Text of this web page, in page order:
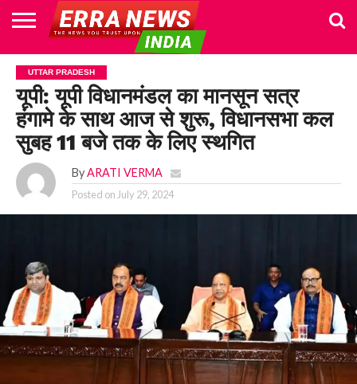
HOME
POLITICS
NEWS
BUSINESS
CULTURE
NATIONAL
SPORTS
LIFESTYLE
TRAVEL
OPINION
BREAKING
NEWS
ENTERTAINMENT
WORLD
CRIME
JOIN
US
UTTAR PRADESH
यूपी: यूपी विधानमंडल का मानसून सत्र
हंगामे के साथ आज से शुरू, विधानसभा कल
सुबह 11 बजे तक के लिए स्थगित
By ARATI VERMA
Posted on July 29, 2024